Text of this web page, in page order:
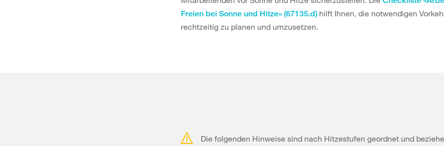
Freien bei Sonne und Hitze» (67135.d) hilft Ihnen, die notwendigen
rechtzeitig zu planen und umzusetzen.
Die folgenden Hinweise sind nach Hitzestufen geordnet und